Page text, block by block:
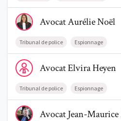
Voir le profil de AvocatAurélie Noël
AvocatAurélieNoël
Tribunal de police Espionnage
Voir le profil de AvocatElvira Heyen
AvocatElviraHeyen
Tribunal de police Espionnage
Voir le profil de AvocatJean-
AvocatJean-Maurice